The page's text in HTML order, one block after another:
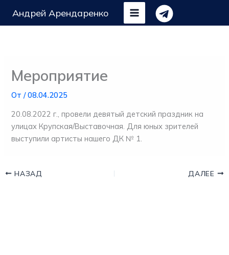
Андрей Арендаренко
Мероприятие
От/08.04.2025
20.08.2022 г., провели девятый детский праздник на
улицах Крупская/Выставочная. Для юных зрителей
выступили артисты нашего ДК № 1.
НАЗАД ДАЛЕЕ